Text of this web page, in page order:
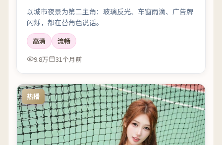
以城市夜景为第二主角：玻璃反光、车窗雨滴、广告牌
闪烁，都在替角色说话。
高清
流畅
9.8万
31个月前
热播